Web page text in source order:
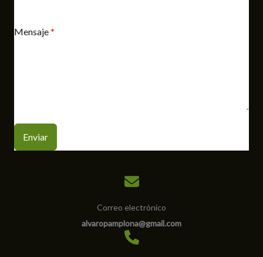
Mensaje*
Enviar
Correo electrónico
alvaropamplona@gmail.com